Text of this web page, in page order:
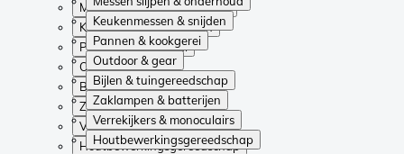
Keukenmessen & snijden
Pannen & kookgerei
Outdoor & gear
Bijlen & tuingereedschap
Zaklampen & batterijen
Verrekijkers & monoculairs
Houtbewerkingsgereedschap
Messen slijpen & onderhoud
Keukenmessen & snijden
Pannen & kookgerei
Outdoor & gear
Bijlen & tuingereedschap
Zaklampen & batterijen
Verrekijkers & monoculairs
Houtbewerkingsgereedschap